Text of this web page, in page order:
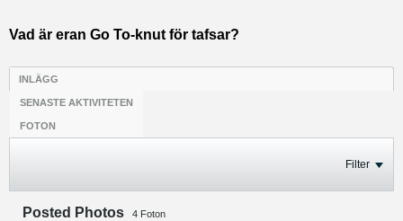
Vad är eran Go To-knut för tafsar?
INLÄGG
SENASTE AKTIVITETEN
FOTON
Filter
Posted Photos 4 Foton